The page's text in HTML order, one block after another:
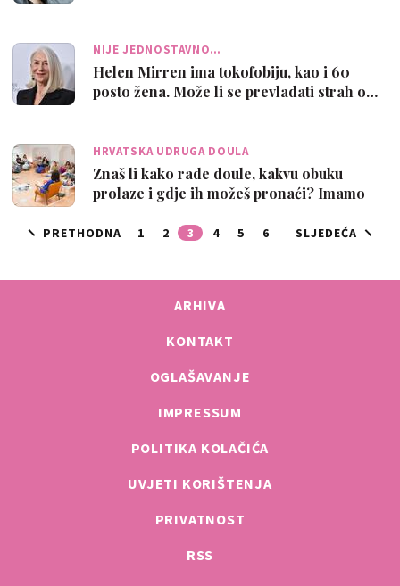
NIJE JEDNOSTAVNO…
Helen Mirren ima tokofobiju, kao i 60
posto žena. Može li se prevladati strah o…
HRVATSKA UDRUGA DOULA
Znaš li kako rade doule, kakvu obuku
prolaze i gdje ih možeš pronaći? Imamo
PRETHODNA 1 2 3 4 5 6 SLJEDEĆA
ARHIVA
KONTAKT
OGLAŠAVANJE
IMPRESSUM
POLITIKA KOLAČIĆA
UVJETI KORIŠTENJA
PRIVATNOST
RSS